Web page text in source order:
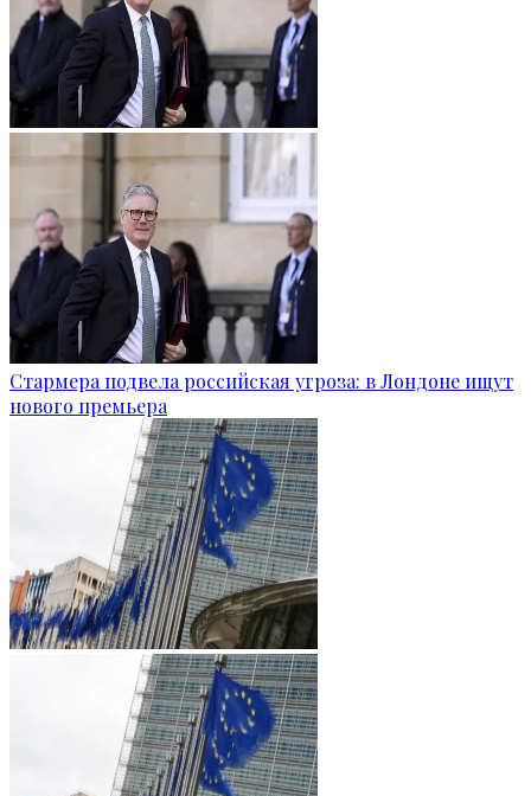
Стармера подвела российская угроза: в Лондоне ищут
нового премьера